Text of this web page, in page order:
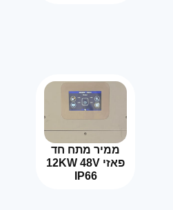
ממיר מתח חד
פאזי 12KW 48V
IP66